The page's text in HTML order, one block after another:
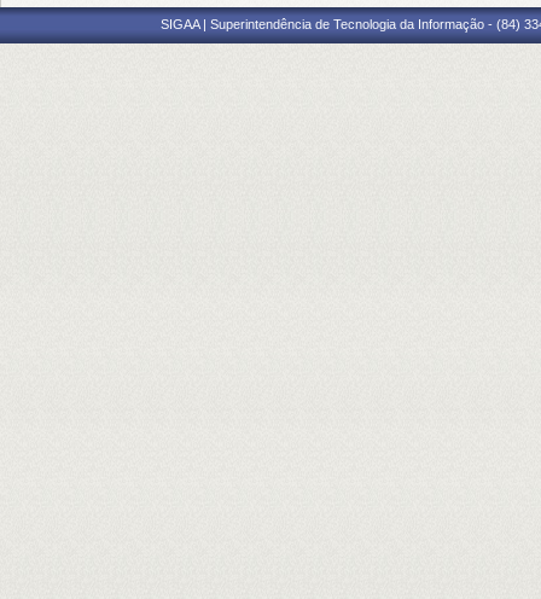
SIGAA | Superintendência de Tecnologia da Informação - (84)